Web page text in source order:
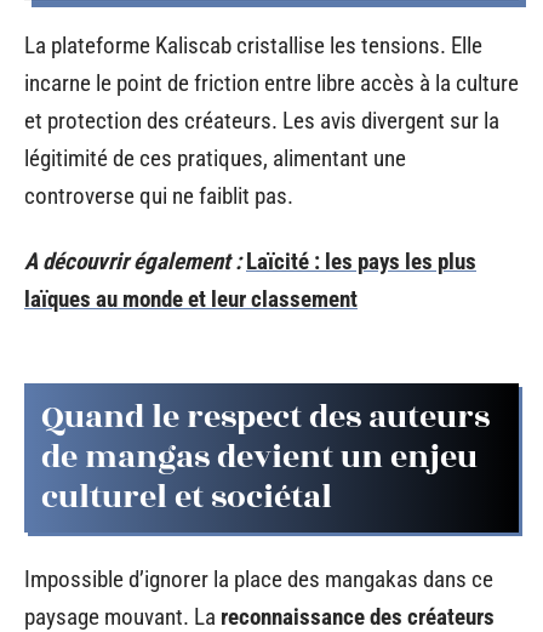
La plateforme Kaliscab cristallise les tensions. Elle
incarne le point de friction entre libre accès à la culture
et protection des créateurs. Les avis divergent sur la
légitimité de ces pratiques, alimentant une
controverse qui ne faiblit pas.
A découvrir également : Laïcité : les pays les plus
laïques au monde et leur classement
Quand le respect des auteurs
de mangas devient un enjeu
culturel et sociétal
Impossible d’ignorer la place des mangakas dans ce
paysage mouvant. La reconnaissance des créateurs